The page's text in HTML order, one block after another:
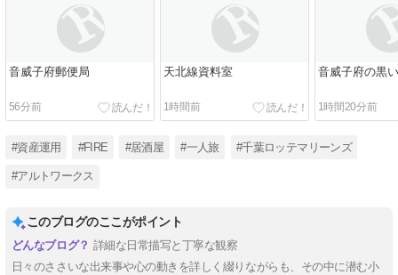
音威子府郵便局
56分前
天北線資料室
1時間前
音威子府の黒
1時間20分前
#資産運用 #FIRE #居酒屋 #一人旅 #千葉ロッテマリーンズ
#アルトワークス
このブログのここがポイント
詳細な日常描写と丁寧な観察
日々のささいな出来事や心の動きを詳しく綴りながらも、その中に潜む小